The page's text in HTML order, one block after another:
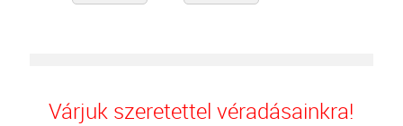
Várjuk szeretettel véradásainkra!